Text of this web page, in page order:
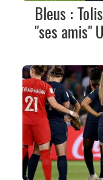
Bleus :
"ses amis"